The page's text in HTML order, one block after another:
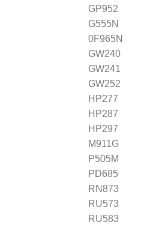
GP952
G555N
0F965N
GW240
GW241
GW252
HP277
HP287
HP297
M911G
P505M
PD685
RN873
RU573
RU583